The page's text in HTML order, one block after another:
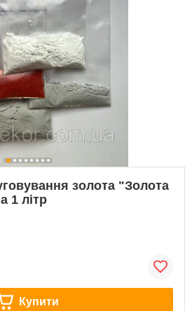
золота "Золота
1 літр
Купити